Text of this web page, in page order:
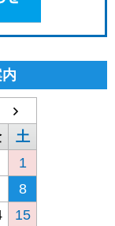
土
1
8
15